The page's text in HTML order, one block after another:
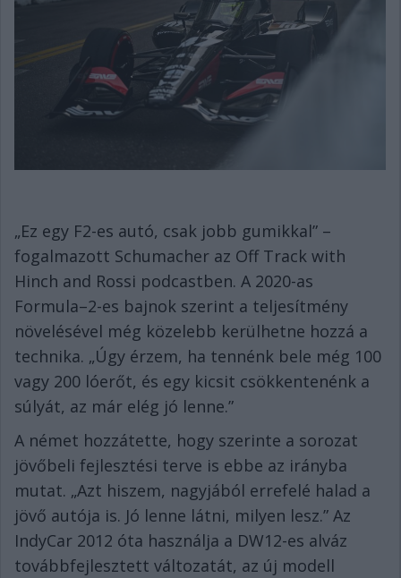
„Ez egy F2-es autó, csak jobb gumikkal” –
fogalmazott Schumacher az Off Track with
Hinch and Rossi podcastben. A 2020-as
Formula–2-es bajnok szerint a teljesítmény
növelésével még közelebb kerülhetne hozzá a
technika. „Úgy érzem, ha tennénk bele még 100
vagy 200 lóerőt, és egy kicsit csökkentenénk a
súlyát, az már elég jó lenne.”
A német hozzátette, hogy szerinte a sorozat
jövőbeli fejlesztési terve is ebbe az irányba
mutat. „Azt hiszem, nagyjából errefelé halad a
jövő autója is. Jó lenne látni, milyen lesz.” Az
IndyCar 2012 óta használja a DW12-es alváz
továbbfejlesztett változatát, az új modell